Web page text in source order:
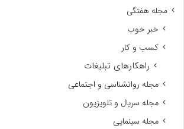
مجله هفتگی
خبر خوب
کسب و کار
راهکارهای تبلیغات
مجله روانشناسی و اجتماعی
مجله سریال و تلویزیون
مجله سینمایی